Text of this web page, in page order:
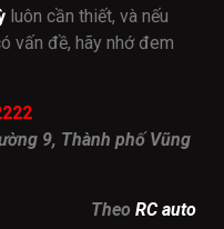
luôn cần thiết, và nếu
vấn đề, hãy nhớ đem
9, Thành phố Vũng
Theo RC auto